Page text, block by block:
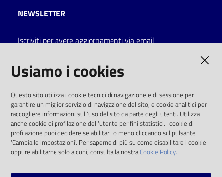
Catalogo
on line
Eventi
Chiedi al
bibliotecario
NEWSLETTER
Iscriviti per avere aggiornamenti via email
solo alle condizioni previste dalla direttiva
comunitaria 2003/98/CE e dal d.lgs. 36/2006
SOCIAL
Instagram
Usiamo i cookies
Questo sito utilizza i cookie tecnici di navigazione e di sessione per
garantire un miglior servizio di navigazione del sito, e cookie analitici per
raccogliere informazioni sull'uso del sito da parte degli utenti. Utilizza
anche cookie di profilazione dell'utente per fini statistici. I cookie di
profilazione puoi decidere se abilitarli o meno cliccando sul pulsante
'Cambia le impostazioni'. Per saperne di più su come disabilitare i cookie
oppure abilitarne solo alcuni, consulta la nostraCookie Policy.